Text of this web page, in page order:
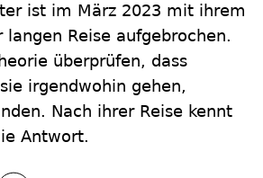
ist im März 2023 mit ihrem
langen Reise aufgebrochen.
überprüfen, dass
irgendwohin gehen,
Nach ihrer Reise kennt
Antwort.